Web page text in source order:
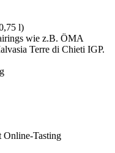
l)
wie z.B. ÖMA
Terre di Chieti IGP.
Online-Tasting